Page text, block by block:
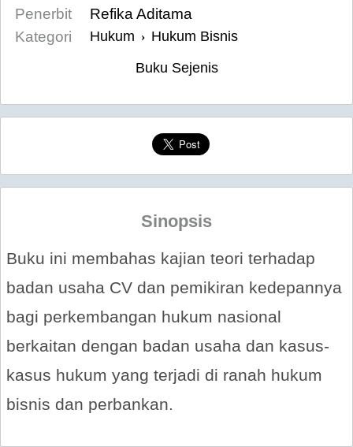
Penerbit
Refika Aditama
Kategori
Hukum › Hukum Bisnis
Buku Sejenis
Sinopsis
Buku ini membahas kajian teori terhadap
badan usaha CV dan pemikiran kedepannya
bagi perkembangan hukum nasional
berkaitan dengan badan usaha dan kasus-
kasus hukum yang terjadi di ranah hukum
bisnis dan perbankan.